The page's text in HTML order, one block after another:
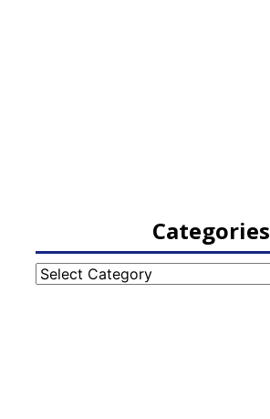
Categories
Categories